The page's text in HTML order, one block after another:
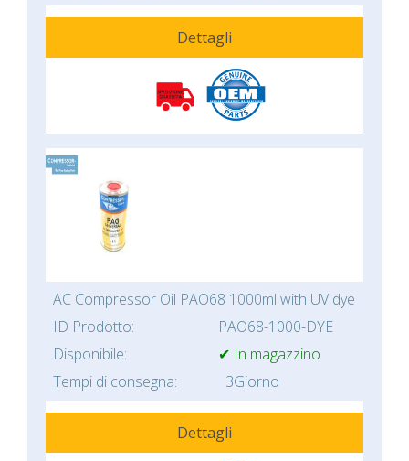
Dettagli
AC Compressor Oil PAO68 1000ml with UV dye
ID Prodotto:
PAO68-1000-DYE
Disponibile:
✔ In magazzino
Tempi di consegna:
3Giorno
Dettagli